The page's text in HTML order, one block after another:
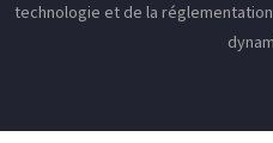
technologie et de la